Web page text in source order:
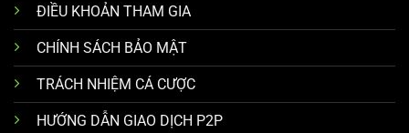
ĐIỀU KHOẢN THAM GIA
CHÍNH SÁCH BẢO MẬT
TRÁCH NHIỆM CÁ CƯỢC
HƯỚNG DẪN GIAO DỊCH P2P